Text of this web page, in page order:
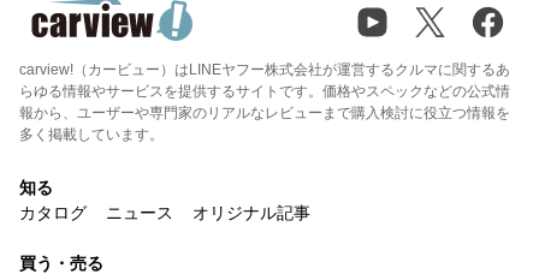
carview!（カービュー）はLINEヤフー株式会社が運営するクルマに関するあ
らゆる情報やサービスを提供するサイトです。価格やスペックなどの公式情
報から、ユーザーや専門家のリアルなレビューまで購入検討に役立つ情報を
多く掲載しています。
知る
カタログ
ニュース オリジナル記事
買う・売る